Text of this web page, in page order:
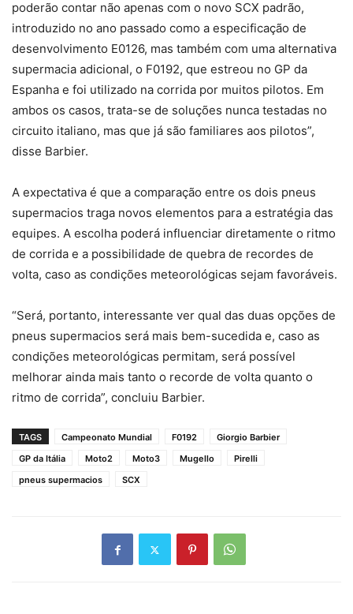
poderão contar não apenas com o novo SCX padrão,
introduzido no ano passado como a especificação de
desenvolvimento E0126, mas também com uma alternativa
supermacia adicional, o F0192, que estreou no GP da
Espanha e foi utilizado na corrida por muitos pilotos. Em
ambos os casos, trata-se de soluções nunca testadas no
circuito italiano, mas que já são familiares aos pilotos”,
disse Barbier.
A expectativa é que a comparação entre os dois pneus
supermacios traga novos elementos para a estratégia das
equipes. A escolha poderá influenciar diretamente o ritmo
de corrida e a possibilidade de quebra de recordes de
volta, caso as condições meteorológicas sejam favoráveis.
“Será, portanto, interessante ver qual das duas opções de
pneus supermacios será mais bem-sucedida e, caso as
condições meteorológicas permitam, será possível
melhorar ainda mais tanto o recorde de volta quanto o
ritmo de corrida”, concluiu Barbier.
TAGS Campeonato Mundial F0192
Giorgio Barbier
GP da Itália
Moto2 Moto3 Mugello
Pirelli
pneus supermacios
SCX